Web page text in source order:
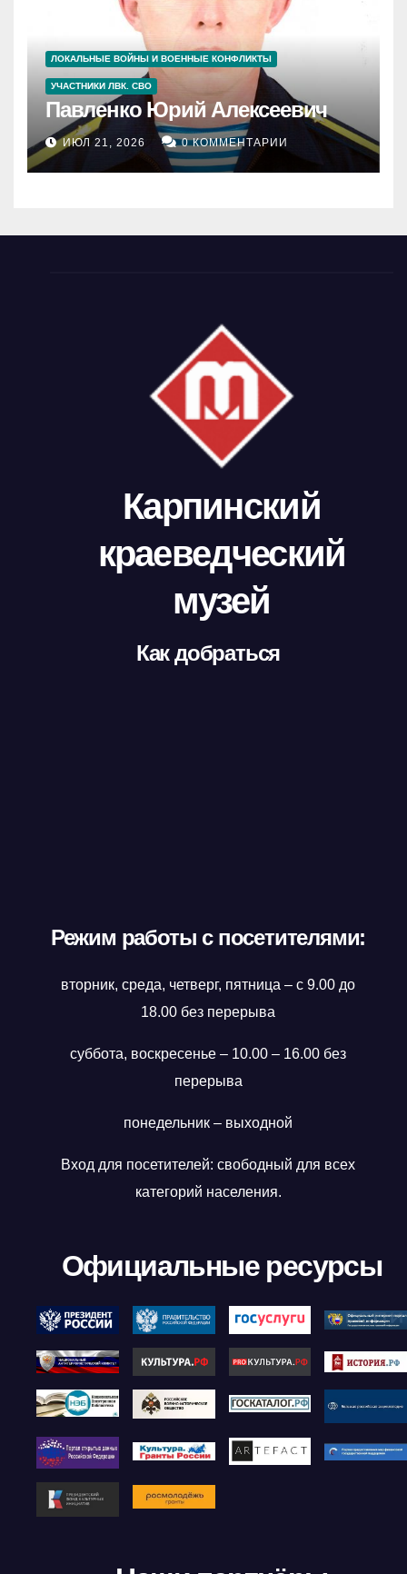
ЛОКАЛЬНЫЕ ВОЙНЫ И ВОЕННЫЕ КОНФЛИКТЫ
УЧАСТНИКИ ЛВК. СВО
Павленко Юрий Алексеевич
ИЮЛ 21, 2026 0 КОММЕНТАРИИ
Карпинский
краеведческий
музей
Как добраться
Режим работы с посетителями:
вторник, среда, четверг, пятница – с 9.00 до
18.00 без перерыва
суббота, воскресенье – 10.00 – 16.00 без
перерыва
понедельник – выходной
Вход для посетителей: свободный для всех
категорий населения.
Официальные ресурсы